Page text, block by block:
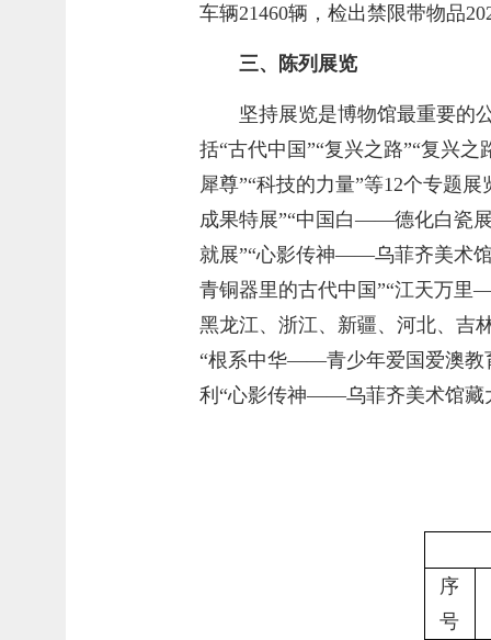
车辆21460辆，检出禁限带物品
三、陈列展览
坚持展览是博物馆最重要的
括“古代中国”“复兴之路”“复兴
犀尊”“科技的力量”等12个专题
成果特展”“中国白——德化白瓷
就展”“心影传神——乌菲齐美术
青铜器里的古代中国”“江天万
黑龙江、浙江、新疆、河北、吉
“根系中华——青少年爱国爱澳教
利“心影传神——乌菲齐美术馆藏
序
号